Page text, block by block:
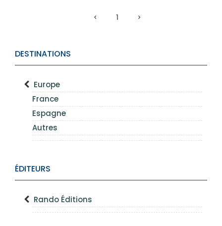
DESTINATIONS
Europe
France
Espagne
Autres
ÉDITEURS
Rando Éditions
1